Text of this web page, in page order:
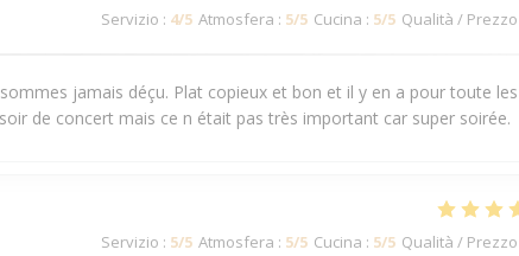
Servizio : 4/5 Atmosfera : 5/5 Cucina : 5/5 Qualità / Prezzo
jamais déçu. Plat copieux et bon et il y en a pour toute les
de concert mais ce n était pas très important car super soirée.
Servizio : 5/5 Atmosfera : 5/5 Cucina : 5/5 Qualità / Prezzo